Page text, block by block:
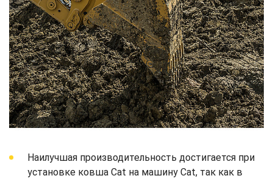
Наилучшая производительность достигается при
установке ковша Cat на машину Cat, так как в